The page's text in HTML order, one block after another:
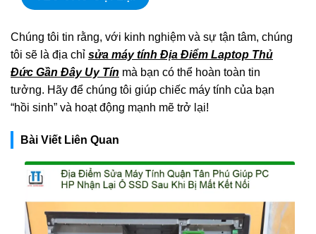
Chúng tôi tin rằng, với kinh nghiệm và sự tận tâm, chúng
tôi sẽ là địa chỉ sửa máy tính Địa Điểm Laptop Thủ
Đức Gần Đây Uy Tín mà bạn có thể hoàn toàn tin
tưởng. Hãy để chúng tôi giúp chiếc máy tính của bạn
“hồi sinh” và hoạt động mạnh mẽ trở lại!
Bài Viết Liên Quan